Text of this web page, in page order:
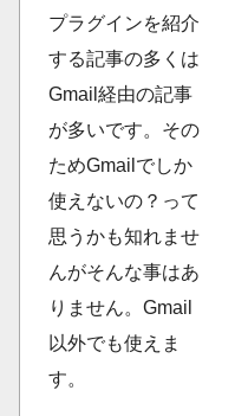
プラグインを紹介
する記事の多くは
Gmail経由の記事
が多いです。その
ためGmailでしか
使えないの？って
思うかも知れませ
んがそんな事はあ
りません。Gmail
以外でも使えま
す。